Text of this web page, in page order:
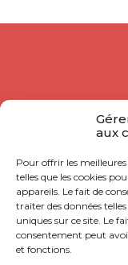
aux
Pour offrir les
telles que les cookies
appareils. Le fait de
traiter des données
uniques sur ce site. Le
consentement peut
et fonctions.